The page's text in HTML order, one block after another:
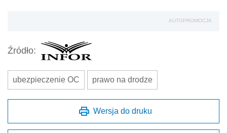
AUTOPROMOCJA
Źródło:
ubezpieczenie OC prawo na drodze
Wersja do druku